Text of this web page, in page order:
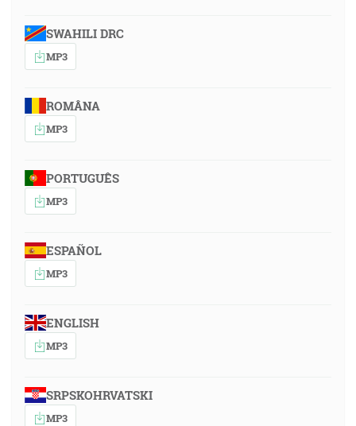
SWAHILI DRC
MP3
ROMÂNA
MP3
PORTUGUÊS
MP3
ESPAÑOL
MP3
ENGLISH
MP3
SRPSKOHRVATSKI
MP3